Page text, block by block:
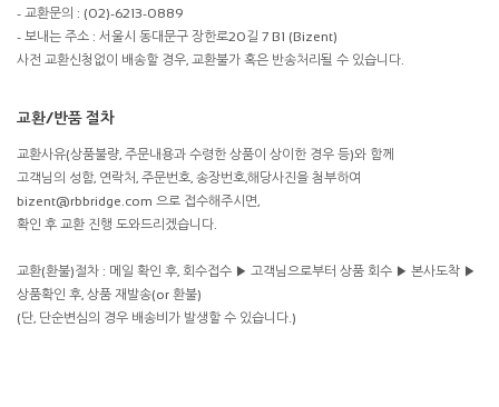
- 교환문의 : (02)-6213-0889
- 보내는 주소 : 서울시 동대문구 장한로20길 7 B1 (Bizent)
사전 교환신청없이 배송할 경우, 교환불가 혹은 반송처리될 수 있습니다.
교환/반품 절차
교환사유(상품불량, 주문내용과 수령한 상품이 상이한 경우 등)와 함께
고객님의 성함, 연락처, 주문번호, 송장번호,해당사진을 첨부하여
bizent@rbbridge.com 으로 접수해주시면,
확인 후 교환 진행 도와드리겠습니다.
교환(환불)절차 : 메일 확인 후, 회수접수 ▶ 고객님으로부터 상품 회수 ▶ 본사도착 ▶
상품확인 후, 상품 재발송(or 환불)
(단, 단순변심의 경우 배송비가 발생할 수 있습니다.)